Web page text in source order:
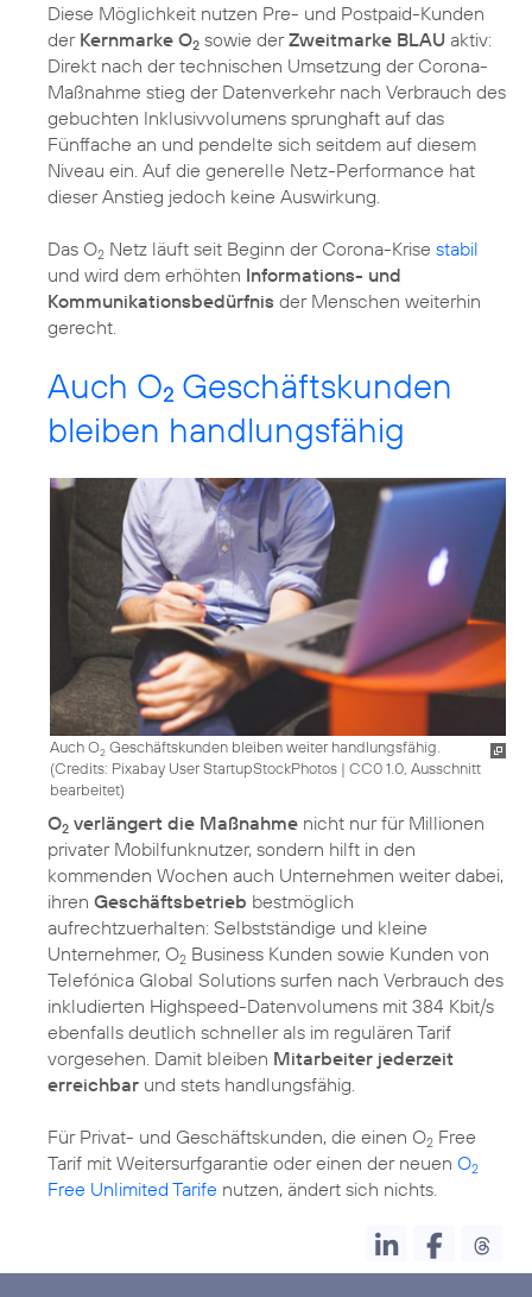
Diese Möglichkeit nutzen Pre- und Postpaid-Kunden
der Kernmarke O2 sowie derZweitmarke BLAU aktiv:
Direkt nach der technischen Umsetzung der Corona-
Maßnahme stieg der Datenverkehr nach Verbrauch des
gebuchten Inklusivvolumens sprunghaft auf das
Fünffache an und pendelte sich seitdem auf diesem
Niveau ein. Auf die generelle Netz-Performance hat
dieser Anstieg jedoch keine Auswirkung.
Das O2 Netz läuft seit Beginn der Corona-Krise stabil
und wird dem erhöhten Informations- und
Kommunikationsbedürfnis der Menschen weiterhin
gerecht.
Auch O2 Geschäftskunden
bleiben handlungsfähig
Auch O2 Geschäftskunden bleiben weiter handlungsfähig.
(Credits: Pixabay User StartupStockPhotos | CC0 1.0, Ausschnitt
bearbeitet)
O2 verlängert die Maßnahme nicht nur für Millionen
privater Mobilfunknutzer, sondern hilft in den
kommenden Wochen auch Unternehmen weiter dabei,
ihren Geschäftsbetrieb bestmöglich
aufrechtzuerhalten: Selbstständige und kleine
Unternehmer, O2 Business Kunden sowie Kunden von
Telefónica Global Solutions surfen nach Verbrauch des
inkludierten Highspeed-Datenvolumens mit 384 Kbit/s
ebenfalls deutlich schneller als im regulären Tarif
vorgesehen. Damit bleiben Mitarbeiter jederzeit
erreichbar und stets handlungsfähig.
Für Privat- und Geschäftskunden, die einen O2 Free
Tarif mit Weitersurfgarantie oder einen der neuen O2
Free Unlimited Tarife nutzen, ändert sich nichts.